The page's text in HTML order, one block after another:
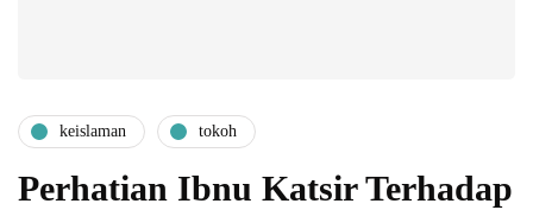
keislaman tokoh
Perhatian Ibnu Katsir Terhadap